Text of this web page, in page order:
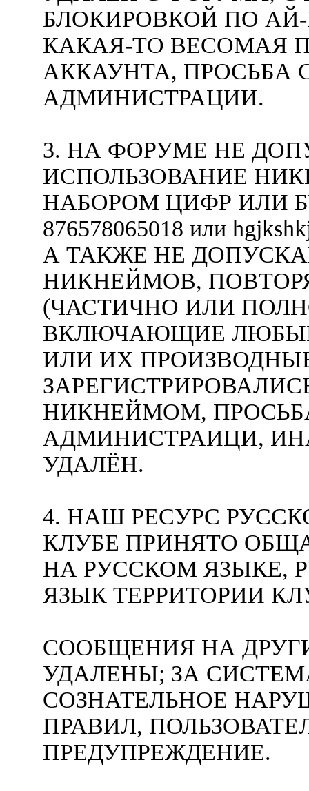
БЛОКИРОВКОЙ ПО
КАКАЯ-ТО ВЕСОМАЯ
АККАУНТА, ПРОСЬБА
АДМИНИСТРАЦИИ.
3. НА ФОРУМЕ НЕ
ИСПОЛЬЗОВАНИЕ
НАБОРОМ ЦИФР ИЛИ
876578065018 или
А ТАКЖЕ НЕ
НИКНЕЙМОВ,
(ЧАСТИЧНО ИЛИ
ВКЛЮЧАЮЩИЕ
ИЛИ ИХ
НИКНЕЙМОМ,
АДМИНИСТРАИЦИ,
УДАЛЁН.
4. НАШ РЕСУРС
КЛУБЕ ПРИНЯТО
НА РУССКОМ ЯЗЫКЕ,
ЯЗЫК ТЕРРИТОРИИ
СООБЩЕНИЯ НА
УДАЛЕНЫ; ЗА
СОЗНАТЕЛЬНОЕ
ПРАВИЛ,
ПРЕДУПРЕЖДЕНИЕ.